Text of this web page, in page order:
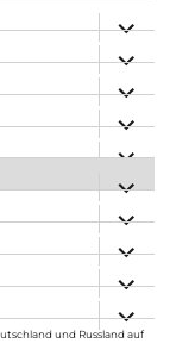
anzeigen
anzeigen
anzeigen
anzeigen
anzeigen
anzeigen
anzeigen
anzeigen
anzeigen
und Russland auf